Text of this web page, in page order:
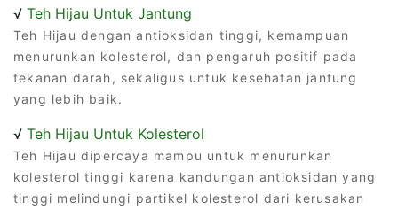
√ Teh Hijau Untuk Jantung
Teh Hijau dengan antioksidan tinggi, kemampuan
menurunkan kolesterol, dan pengaruh positif pada
tekanan darah, sekaligus untuk kesehatan jantung
yang lebih baik.
√ Teh Hijau Untuk Kolesterol
Teh Hijau dipercaya mampu untuk menurunkan
kolesterol tinggi karena kandungan antioksidan yang
tinggi melindungi partikel kolesterol dari kerusakan